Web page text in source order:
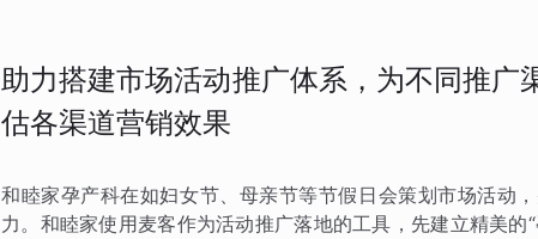
助力搭建市场活动推广体系，为不同推广
估各渠道营销效果
和睦家孕产科在如妇女节、母亲节等节假日会策划市场活动
力。和睦家使用麦客作为活动推广落地的工具，先建立精美的